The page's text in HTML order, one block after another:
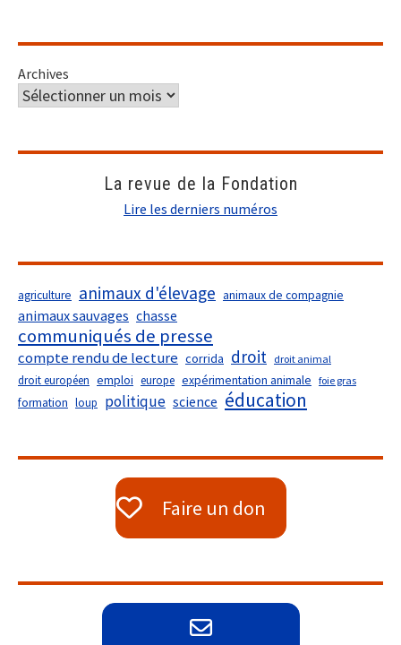
Archives
La revue de la Fondation
Lire les derniers numéros
agriculture animaux d'élevage animaux de compagnie
animaux sauvages chasse
communiqués de presse
compte rendu de lecture corrida droit droit animal
droit européen emploi europe expérimentation animale foie gras
formation loup politique science éducation
Faire un don